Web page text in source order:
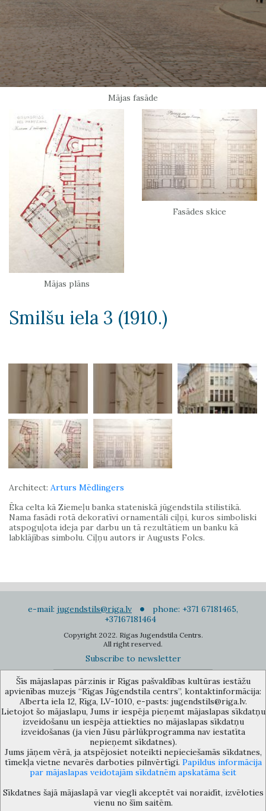
Mājas fasāde
Mājas plāns
Fasādes skice
Smilšu iela 3 (1910.)
Architect: Arturs Mēdlingers
Ēka celta kā Ziemeļu banka stateniskā jūgendstila stilistikā.
Nama fasādi rotā dekoratīvi ornamentāli ciļņi, kuros simboliski
atspoguļota ideja par darbu un tā rezultātiem un banku kā
labklājības simbolu. Ciļņu autors ir Augusts Folcs.
e-mail: jugendstils@riga.lv
phone: +371 67181465,
+37167181464
Copyright 2022. Rigas Jugendstila Centrs.
All right reserved.
Subscribe to newsletter
The Anti-Bureaucracy Centre of the Riga City Council (phone: 67026859,
67012031, e-mail: bac@riga.lv) performs functions of a contact point in
the Municipality of Riga, providing necessary protection and
confidentiality to a person who informs about possible conflicts of
interest or other corrupt deals of officials in the Department or its
subordinate bodies.
Šīs mājaslapas pārzinis ir Rīgas pašvaldības kultūras iestāžu
apvienības muzejs “Rīgas Jūgendstila centrs”, kontaktinformācija:
Alberta iela 12, Rīga, LV-1010, e-pasts: jugendstils@riga.lv.
Lietojot šo mājaslapu, Jums ir iespēja pieņemt mājaslapas sīkdatņu
izveidošanu un iespēja attiekties no mājaslapas sīkdatņu
izveidošanas (ja vien Jūsu pārlūkprogramma nav iestatīta
nepieņemt sīkdatnes).
Jums jāņem vērā, ja atspējosiet noteikti nepieciešamās sīkdatnes,
tīmekļa vietne nevarēs darboties pilnvērtīgi. Papildus informācija
par mājaslapas veidotajām sīkdatnēm apskatāma šeit
Sīkdatnes šajā mājaslapā var viegli akceptēt vai noraidīt, izvēloties
vienu no šīm saitēm.